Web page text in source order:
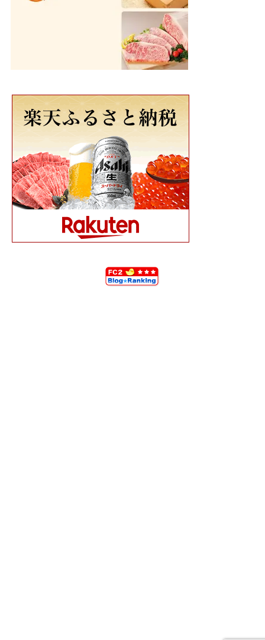
(4)
(14)
(5)